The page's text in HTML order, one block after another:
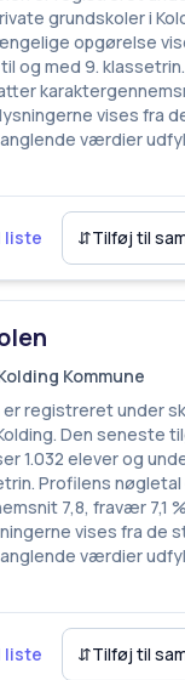
grundskoler i
opgørelse
og med 9.
vises fra
værdier
liste ⇵Tilføj til
Kommune
er registreret under
Den seneste
1.032 elever og
Profilens
7,8, fravær 7,1
vises fra de
værdier
liste ⇵Tilføj til